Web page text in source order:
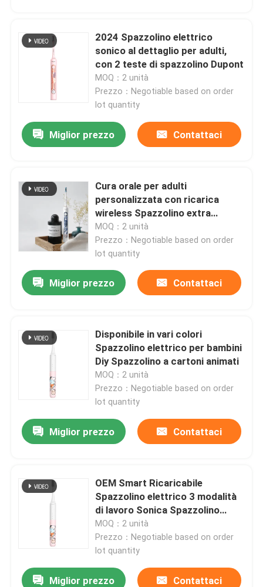
2024 Spazzolino elettrico
sonico al dettaglio per adulti,
con 2 teste di spazzolino Dupont
MOQ：2 unità
Prezzo：Negotiable based on order
lot quantity
Miglior prezzo Contattaci
Cura orale per adulti
personalizzata con ricarica
wireless Spazzolino extra
morbido per denti sensibili
MOQ：2 unità
Prezzo：Negotiable based on order
lot quantity
Miglior prezzo Contattaci
Disponibile in vari colori
Spazzolino elettrico per bambini
Diy Spazzolino a cartoni animati
MOQ：2 unità
Prezzo：Negotiable based on order
lot quantity
Miglior prezzo Contattaci
OEM Smart Ricaricabile
Spazzolino elettrico 3 modalità
di lavoro Sonica Spazzolino
elettrico per adulti
MOQ：2 unità
Prezzo：Negotiable based on order
lot quantity
Miglior prezzo Contattaci